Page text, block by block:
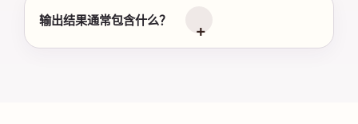
输出结果通常包含什么？